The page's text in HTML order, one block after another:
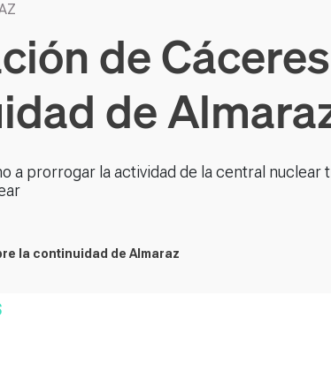
de
de
a prorrogar la actividad de la central nuclear
la continuidad de Almaraz